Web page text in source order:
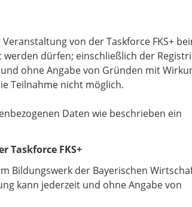
von der Taskforce FKS+
dürfen; einschließlich der
ohne Angabe von Gründen mit
Teilnahme nicht möglich.
Daten wie beschrieben ein
FKS+
Bildungswerk der Bayerischen
kann jederzeit und ohne Angabe von